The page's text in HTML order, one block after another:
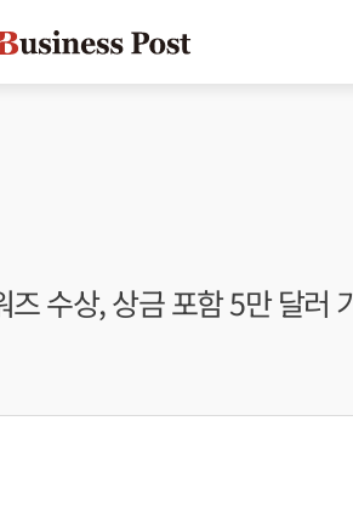
수상, 상금 포함 5만 달러